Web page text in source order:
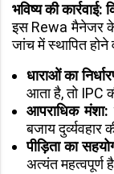
भविष्य की
इस Rewa मैनेजर
जांच में स्थापित होने
धाराओं का
आता है, तो IPC
आपराधिक मंशा:
बजाय दुर्व्यवहार
पीड़िता का
अत्यंत महत्वपूर्ण